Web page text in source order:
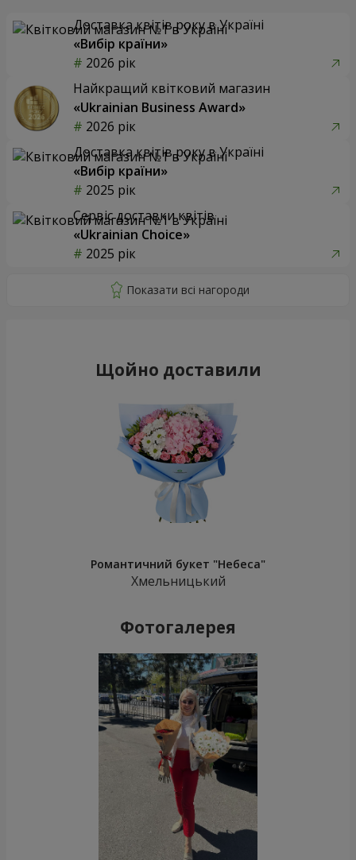
Доставка квітів року в Україні
«Вибір країни»
2026 рік
Найкращий квітковий магазин
«Ukrainian Business Award»
2026 рік
Доставка квітів року в Україні
«Вибір країни»
2025 рік
Сервіс доставки квітів
«Ukrainian Choice»
2025 рік
Щойно доставили
Романтичний букет "Небеса"
Хмельницький
Фотогалерея